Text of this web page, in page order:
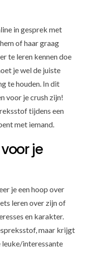
in gesprek met
of haar graag
te leren kennen doe
je wel de juiste
te houden. In dit
voor je crush zijn!
tijdens een
met iemand.
je
je een hoop over
leren over zijn of
en karakter.
maar krijgt
leuke/interessante